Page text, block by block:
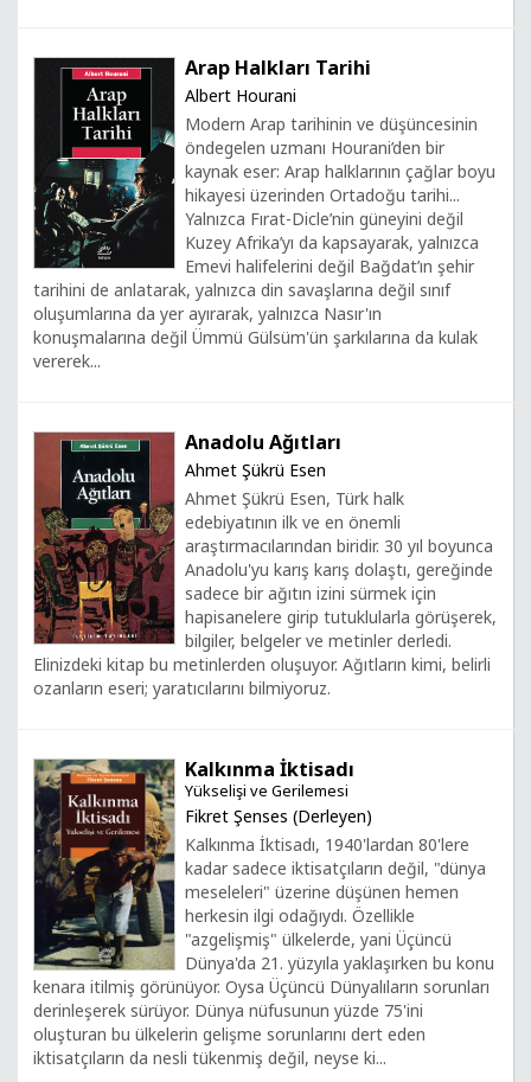
Arap Halkları Tarihi
Albert Hourani
Modern Arap tarihinin ve düşüncesinin
öndegelen uzmanı Hourani’den bir
kaynak eser: Arap halklarının çağlar boyu
hikayesi üzerinden Ortadoğu tarihi...
Yalnızca Fırat-Dicle’nin güneyini değil
Kuzey Afrika’yı da kapsayarak, yalnızca
Emevi halifelerini değil Bağdat’ın şehir
tarihini de anlatarak, yalnızca din savaşlarına değil sınıf
oluşumlarına da yer ayırarak, yalnızca Nasır'ın
konuşmalarına değil Ümmü Gülsüm'ün şarkılarına da kulak
vererek...
Anadolu Ağıtları
Ahmet Şükrü Esen
Ahmet Şükrü Esen, Türk halk
edebiyatının ilk ve en önemli
araştırmacılarından biridir. 30 yıl boyunca
Anadolu'yu karış karış dolaştı, gereğinde
sadece bir ağıtın izini sürmek için
hapisanelere girip tutuklularla görüşerek,
bilgiler, belgeler ve metinler derledi.
Elinizdeki kitap bu metinlerden oluşuyor. Ağıtların kimi, belirli
ozanların eseri; yaratıcılarını bilmiyoruz.
Kalkınma İktisadı
Yükselişi ve Gerilemesi
Fikret Şenses (Derleyen)
Kalkınma İktisadı, 1940'lardan 80'lere
kadar sadece iktisatçıların değil, "dünya
meseleleri" üzerine düşünen hemen
herkesin ilgi odağıydı. Özellikle
"azgelişmiş" ülkelerde, yani Üçüncü
Dünya'da 21. yüzyıla yaklaşırken bu konu
kenara itilmiş görünüyor. Oysa Üçüncü Dünyalıların sorunları
derinleşerek sürüyor. Dünya nüfusunun yüzde 75'ini
oluşturan bu ülkelerin gelişme sorunlarını dert eden
iktisatçıların da nesli tükenmiş değil, neyse ki...